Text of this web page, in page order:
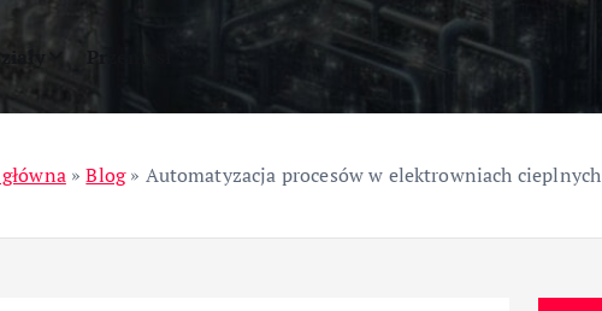
Przemysł
»Blog» Automatyzacja procesów w elektrowniach cieplnych